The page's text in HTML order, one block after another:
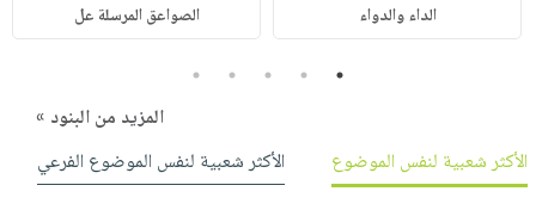
الداء والدواء الصواعق المرسلة عل
1
2
3
4
5
المزيد من البنود »
الأكثر شعبية لنفس الموضوع
الأكثر شعبية لنفس الموضوع الفرعي